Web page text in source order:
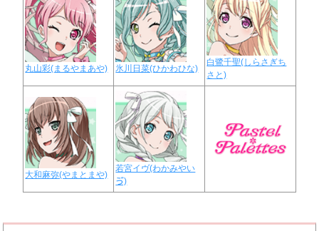
丸山彩(まるやまあや) 氷川日菜(ひかわひな)
白鷺千聖(しらさぎち
さと)
大和麻弥(やまとまや)
若宮イヴ(わかみやい
ゔ)